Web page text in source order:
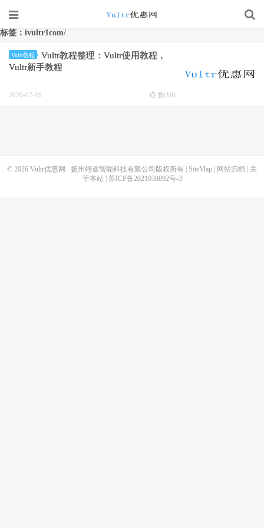
标签：ivultr1com/
Vultr教程
Vultr教程整理：Vultr使用教程，
Vultr新手教程
2020-07-19 赞(18)
© 2026 Vultr优惠网 扬州翎途智能科技有限公司版权所有 | SiteMap 网站归档
关
于本站| 苏ICP备2021038092号-3